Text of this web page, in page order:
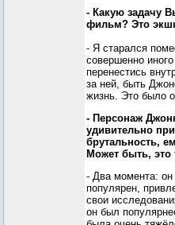
- Какую задачу
фильм? Это
- Я старался
совершенно
перенестись
за ней, быть
жизнь. Это было
- Персонаж
удивительно
брутальность,
Может быть,
- Два момента: он
популярен,
свои
он был